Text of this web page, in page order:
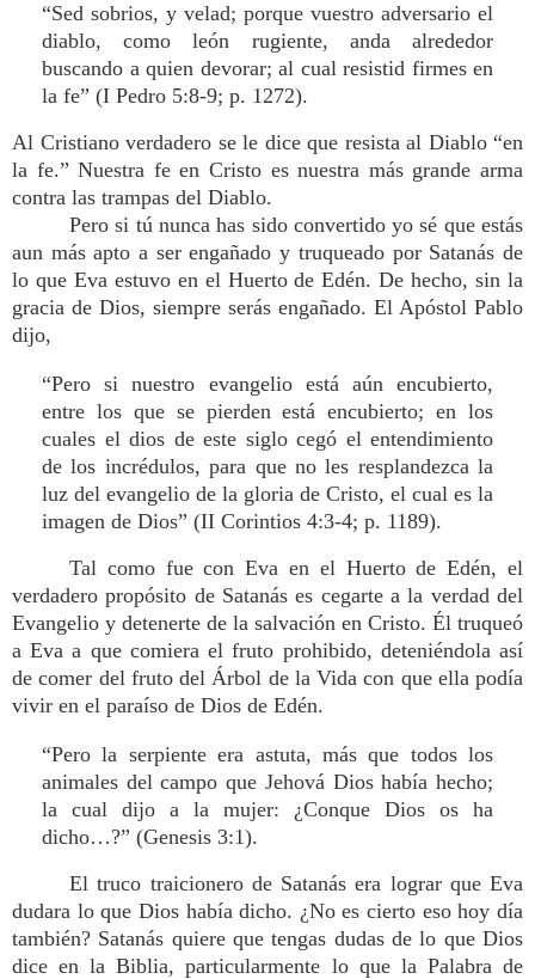
“Sed sobrios, y velad; porque vuestro adversario el
diablo, como león rugiente, anda alrededor
buscando a quien devorar; al cual resistid firmes en
la fe” (I Pedro 5:8-9; p. 1272).
Al Cristiano verdadero se le dice que resista al Diablo “en
la fe.” Nuestra fe en Cristo es nuestra más grande arma
contra las trampas del Diablo.
Pero si tú nunca has sido convertido yo sé que estás
aun más apto a ser engañado y truqueado por Satanás de
lo que Eva estuvo en el Huerto de Edén. De hecho, sin la
gracia de Dios, siempre serás engañado. El Apóstol Pablo
dijo,
“Pero si nuestro evangelio está aún encubierto,
entre los que se pierden está encubierto; en los
cuales el dios de este siglo cegó el entendimiento
de los incrédulos, para que no les resplandezca la
luz del evangelio de la gloria de Cristo, el cual es la
imagen de Dios” (II Corintios 4:3-4; p. 1189).
Tal como fue con Eva en el Huerto de Edén, el
verdadero propósito de Satanás es cegarte a la verdad del
Evangelio y detenerte de la salvación en Cristo. Él truqueó
a Eva a que comiera el fruto prohibido, deteniéndola así
de comer del fruto del Árbol de la Vida con que ella podía
vivir en el paraíso de Dios de Edén.
“Pero la serpiente era astuta, más que todos los
animales del campo que Jehová Dios había hecho;
la cual dijo a la mujer: ¿Conque Dios os ha
dicho…?” (Genesis 3:1).
El truco traicionero de Satanás era lograr que Eva
dudara lo que Dios había dicho. ¿No es cierto eso hoy día
también? Satanás quiere que tengas dudas de lo que Dios
dice en la Biblia, particularmente lo que la Palabra de